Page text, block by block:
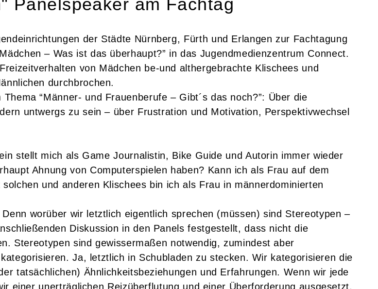
Panelspeaker am Fachtag
der Städte Nürnberg, Fürth und Erlangen zur Fachtagung
– Was ist das überhaupt?” in das Jugendmedienzentrum Connect.
von Mädchen be-und althergebrachte Klischees und
durchbrochen.
“Männer- und Frauenberufe – Gibt´s das noch?”: Über die
untwergs zu sein – über Frustration und Motivation, Perspektivwechsel
stellt mich als Game Journalistin, Bike Guide und Autorin immer wieder
Ahnung von Computerspielen haben? Kann ich als Frau auf dem
und anderen Klischees bin ich als Frau in männerdominierten
worüber wir letztlich eigentlich sprechen (müssen) sind Stereotypen –
Diskussion in den Panels festgestellt, dass nicht die
Stereotypen sind gewissermaßen notwendig, zumindest aber
Ja, letztlich in Schubladen zu stecken. Wir kategorisieren die
tatsächlichen) Ähnlichkeitsbeziehungen und Erfahrungen. Wenn wir jede
einer unerträglichen Reizüberflutung und einer Überforderung ausgesetzt,